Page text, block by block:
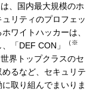
、国内最大規模のホ
リティのプロフェッ
ワイトハッカーは、
「DEF CON」
（※
界トップクラスのセ
るなど、セキュリテ
取り組んでまいりま